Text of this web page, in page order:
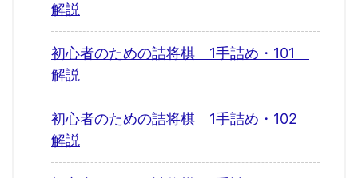
解説
初心者のための詰将棋 1手詰め・101
解説
初心者のための詰将棋 1手詰め・102
解説